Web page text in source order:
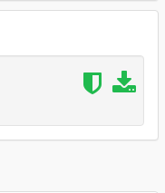
Any Issues.